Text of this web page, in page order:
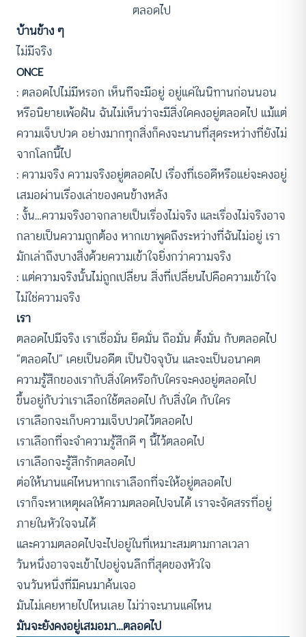
ตลอดไป
บ้านข้าง ๆ
ไม่มีจริง
ONCE
: ตลอดไปไม่มีหรอก เห็นทีจะมีอยู่ อยู่แค่ในนิทานก่อนนอน
หรือนิยายเพ้อฝัน ฉันไม่เห็นว่าจะมีสิ่งใดคงอยู่ตลอดไป แม้แต่
ความเจ็บปวด อย่างมากทุกสิ่งก็คงจะนานที่สุดระหว่างที่ยังไม่
จากโลกนี้ไป
: ความจริง ความจริงอยู่ตลอดไป เรื่องที่เธอดีหรือแย่จะคงอยู่
เสมอผ่านเรื่องเล่าของคนข้างหลัง
: งั้น…ความจริงอาจกลายเป็นเรื่องไม่จริง และเรื่องไม่จริงอาจ
กลายเป็นความถูกต้อง หากเขาพูดถึงระหว่างที่ฉันไม่อยู่ เรา
มักเล่าถึงบางสิ่งด้วยความเข้าใจยิ่งกว่าความจริง
: แต่ความจริงนั้นไม่ถูกเปลี่ยน สิ่งที่เปลี่ยนไปคือความเข้าใจ
ไม่ใช่ความจริง
เรา
ตลอดไปมีจริง เราเชื่อมั่น ยึดมั่น ถือมั่น ตั้งมั่น กับตลอดไป
“ตลอดไป” เคยเป็นอดีต เป็นปัจจุบัน และจะเป็นอนาคต
ความรู้สึกของเรากับสิ่งใดหรือกับใครจะคงอยู่ตลอดไป
ขึ้นอยู่กับว่าเราเลือกใช้ตลอดไป กับสิ่งใด กับใคร
เราเลือกจะเก็บความเจ็บปวดไว้ตลอดไป
เราเลือกที่จะจำความรู้สึกดี ๆ นี้ไว้ตลอดไป
เราเลือกจะรู้สึกรักตลอดไป
ต่อให้นานแค่ไหนหากเราเลือกที่จะให้อยู่ตลอดไป
เราก็จะหาเหตุผลให้ความตลอดไปจนได้ เราจะจัดสรรที่อยู่
ภายในหัวใจจนได้
และความตลอดไปจะไปอยู่ในที่เหมาะสมตามกาลเวลา
วันหนึ่งอาจจะเข้าไปอยู่จนลึกที่สุดของหัวใจ
จนวันหนึ่งที่มีคนมาค้นเจอ
มันไม่เคยหายไปไหนเลย ไม่ว่าจะนานแค่ไหน
มันจะยังคงอยู่เสมอมา…ตลอดไป